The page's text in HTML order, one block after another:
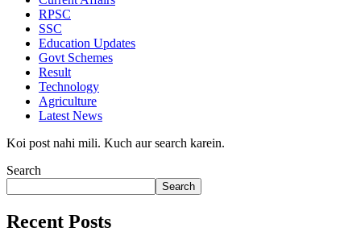
RPSC
SSC
Education Updates
Govt Schemes
Result
Technology
Agriculture
Latest News
Koi post nahi mili. Kuch aur search karein.
Search
Search
Recent Posts